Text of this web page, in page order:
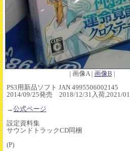
| 画像A | 画像B |
PS3用新品ソフト JAN 4995506002145
2014/09/25発売 2018/12/31入荷,2021/
→公式ページ
設定資料集
サウンドトラックCD同梱
(P)